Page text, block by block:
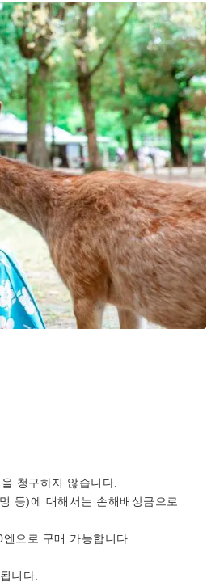
청구하지 않습니다.
등)에 대해서는 손해배상금으로
으로 구매 가능합니다.
니다.